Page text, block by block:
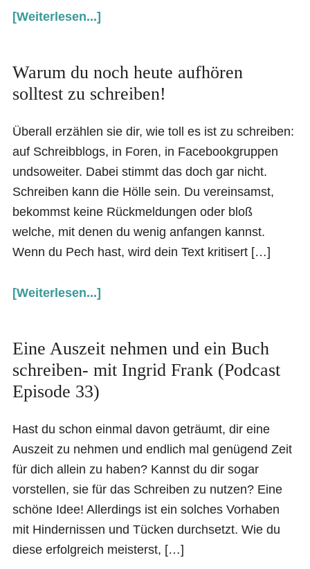
[Weiterlesen...]
Warum du noch heute aufhören
solltest zu schreiben!
Überall erzählen sie dir, wie toll es ist zu schreiben:
auf Schreibblogs, in Foren, in Facebookgruppen
undsoweiter. Dabei stimmt das doch gar nicht.
Schreiben kann die Hölle sein. Du vereinsamst,
bekommst keine Rückmeldungen oder bloß
welche, mit denen du wenig anfangen kannst.
Wenn du Pech hast, wird dein Text kritisert […]
[Weiterlesen...]
Eine Auszeit nehmen und ein Buch
schreiben- mit Ingrid Frank (Podcast
Episode 33)
Hast du schon einmal davon geträumt, dir eine
Auszeit zu nehmen und endlich mal genügend Zeit
für dich allein zu haben? Kannst du dir sogar
vorstellen, sie für das Schreiben zu nutzen? Eine
schöne Idee! Allerdings ist ein solches Vorhaben
mit Hindernissen und Tücken durchsetzt. Wie du
diese erfolgreich meisterst, […]